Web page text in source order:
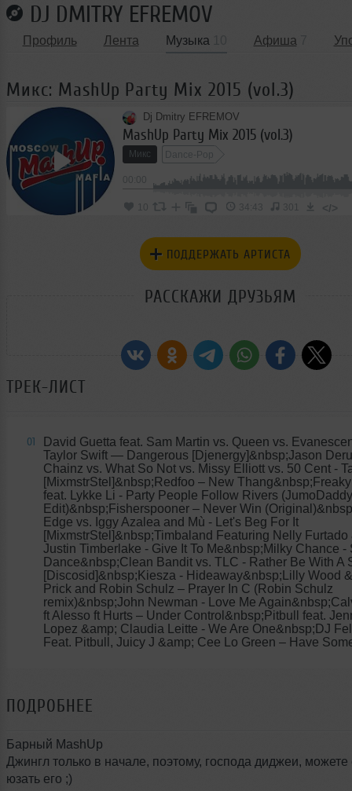
DJ DMITRY EFREMOV
Профиль Лента Музыка Афиша
Микс: MashUp Party Mix 2015 (vol.3)
Dj Dmitry EFREMOV
MashUp Party Mix 2015 (vol.3)
Микс Dance-Pop
34:43 301 </>
ПОДДЕРЖАТЬ АРТИСТА
РАССКАЖИ ДРУЗЬЯМ
ТРЕК-ЛИСТ
01
David Guetta feat. Sam Martin vs. Queen vs.
Taylor Swift — Dangerous [Djenergy]&nbsp;Jason
Chainz vs. What So Not vs. Missy Elliott vs. 50 Cent -
[MixmstrStel]&nbsp;Redfoo – New
feat. Lykke Li - Party People Follow Rivers
Edit)&nbsp;Fisherspooner – Never Win
Edge vs. Iggy Azalea and Mù - Let's Beg For It
[MixmstrStel]&nbsp;Timbaland Featuring Nelly Furtado
Justin Timberlake - Give It To Me&nbsp;Milky Chance -
Dance&nbsp;Clean Bandit vs. TLC - Rather Be With A
[Discosid]&nbsp;Kiesza - Hideaway&nbsp;Lilly Wood
Prick and Robin Schulz – Prayer In C (Robin Schulz
remix)&nbsp;John Newman - Love Me
ft Alesso ft Hurts – Under Control&nbsp;Pitbull feat.
Lopez &amp; Claudia Leitte - We Are One&nbsp;DJ
Feat. Pitbull, Juicy J &amp; Cee Lo Green – Have
ПОДРОБНЕЕ
Барный MashUp
Джингл только в начале, поэтому, господа диджеи, можете
юзать его ;)